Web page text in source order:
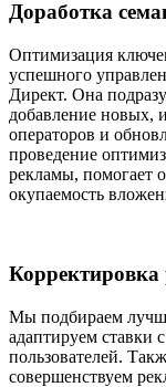
Доработка
Оптимизация
успешного
Директ. Она
добавление новых,
операторов и
проведение
рекламы, помогает
окупаемость
Мы подбираем
адаптируем ставки
пользователей.
совершенствуем